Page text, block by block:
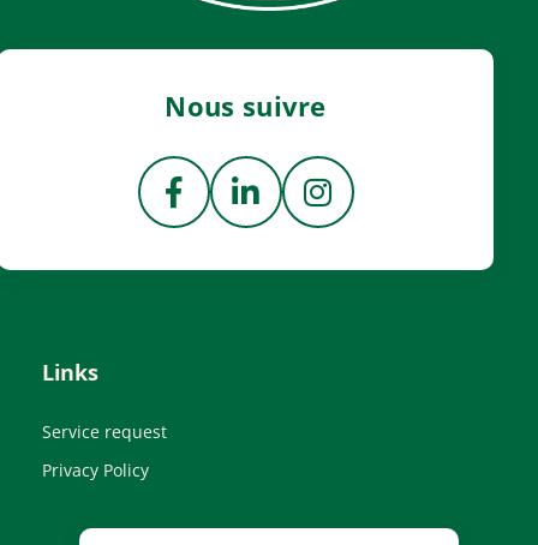
Nous suivre
Links
Service request
Privacy Policy